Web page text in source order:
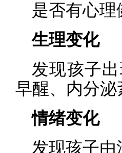
是否有心理
生理变化
发现孩子
早醒、内分泌
情绪变化
发现孩子